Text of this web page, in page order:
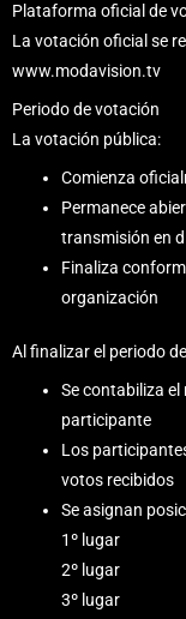
Plataforma oficial de
La votación oficial se
www.modavision.tv
Periodo de votación
La votación pública:
Comienza
Permanece
transmisión en
Finaliza
organización
Al finalizar el periodo
Se contabiliza
participante
Los
votos recibidos
Se asignan
1º lugar
2º lugar
3º lugar